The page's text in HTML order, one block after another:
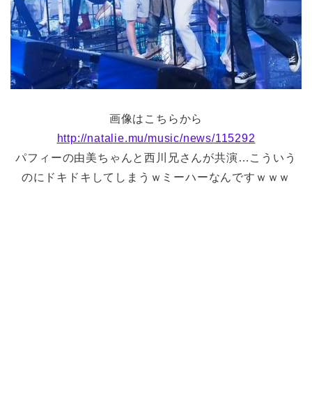
画像はこちらから
http://natalie.mu/music/news/115292
パフィーの由美ちゃんと西川兄さんが共演…こういう
のにドキドキしてしまうｗミーハーなんですｗｗｗ